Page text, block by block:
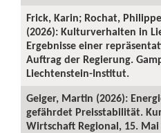
Frick, Karin; Rochat,
(2026): Kulturverhalten in
Ergebnisse einer
Auftrag der Regierung.
Liechtenstein-Institut.
Geiger, Martin (2026):
gefährdet Preisstabilität.
Wirtschaft Regional, 15. Mai